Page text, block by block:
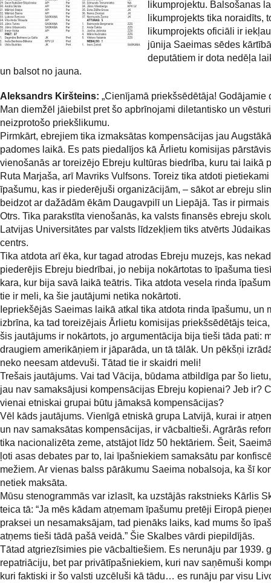
likumprojektu. Balsošanas
likumprojekts tika noraidīts,
likumprojekts oficiāli ir
jūnija Saeimas sēdes
deputātiem ir dota nedēļa
un balsot no jauna.
Aleksandrs Kiršteins: „Cienījamā priekšsēdētāja! Godājamie
Man diemžēl jāiebilst pret šo apbrīnojami diletantisko un vēsturi
neizprotošo priekšlikumu.
Pirmkārt, ebrejiem tika izmaksātas kompensācijas jau
padomes laikā. Es pats piedalījos kā Ārlietu komisijas
vienošanās ar toreizējo Ebreju kultūras biedrība, kuru tai laikā
Ruta Marjaša, arī Mavriks Vulfsons. Toreiz tika atdoti
īpašumu, kas ir piederējuši organizācijām, – sākot ar ebreju
beidzot ar dažādām ēkām Daugavpilī un Liepājā. Tas ir
Otrs. Tika parakstīta vienošanās, ka valsts finansēs ebreju
Latvijas Universitātes par valsts līdzekļiem tiks atvērts
centrs.
Tika atdota arī ēka, kur tagad atrodas Ebreju muzejs, kas
piederējis Ebreju biedrībai, jo nebija nokārtotas to īpašuma
kara, kur bija savā laikā teātris. Tika atdota vesela rinda
tie ir meli, ka šie jautājumi netika nokārtoti.
Iepriekšējās Saeimas laikā atkal tika atdota rinda īpašumu, un
izbrīna, ka tad toreizējais Ārlietu komisijas priekšsēdētājs
šis jautājums ir nokārtots, jo argumentācija bija tieši tāda pati:
draugiem amerikāņiem ir jāparāda, un tā tālāk. Un pēkšņi
neko neesam atdevuši. Tātad tie ir skaidri meli!
Trešais jautājums. Vai tad Vācija, būdama atbildīga par šo
jau nav samaksājusi kompensācijas Ebreju kopienai? Jeb ir?
vienai etniskai grupai būtu jāmaksā kompensācijas?
Vēl kāds jautājums. Vienīgā etniskā grupa Latvijā, kurai ir
un nav samaksātas kompensācijas, ir vācbaltieši. Agrārās
tika nacionalizēta zeme, atstājot līdz 50 hektāriem. Šeit,
ļoti asas debates par to, lai īpašniekiem samaksātu par
mežiem. Ar vienas balss pārākumu Saeima nobalsoja, ka šī
netiek maksāta.
Mūsu stenogrammās var izlasīt, ka uzstājās rakstnieks Kārlis
teica tā: “Ja mēs kādam atņemam īpašumu pretēji Eiropā
praksei un nesamaksājam, tad pienāks laiks, kad mums šo
atņems tieši tādā pašā veidā.” Šie Skalbes vārdi piepildījās.
Tātad atgriezīsimies pie vācbaltiešiem. Es nerunāju par 1939.
repatriāciju, bet par privātīpašniekiem, kuri nav saņēmuši
kuri faktiski ir šo valsti uzcēluši kā tādu… es runāju par visu